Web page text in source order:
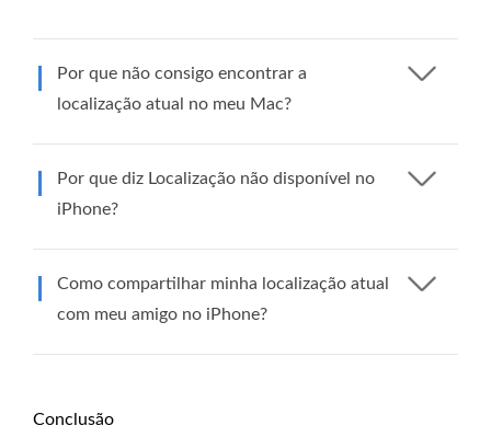
Por que não consigo encontrar a
localização atual no meu Mac?
Por que diz Localização não disponível no
iPhone?
Como compartilhar minha localização atual
com meu amigo no iPhone?
Conclusão